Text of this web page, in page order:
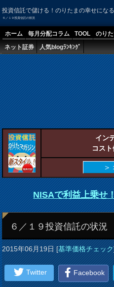
投資信託で儲ける！のりたまの幸せにな
６／１９投資信託の状況
ホーム 毎月分配コラム TOOL のり
ネット証券
人気blogﾗﾝｷﾝｸﾞ
イン
コス
NISAで利益上乗せ
６／１９投資信託の状況
2015年06月19日[基準価格チェック
Twitter Facebook